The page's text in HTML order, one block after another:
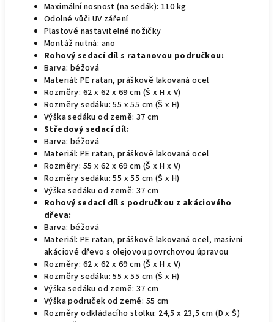
Maximální nosnost (na sedák): 110 kg
Odolné vůči UV záření
Plastové nastavitelné nožičky
Montáž nutná: ano
Rohový sedací díl s ratanovou područkou:
Barva: béžová
Materiál: PE ratan, práškově lakovaná ocel
Rozměry: 62 x 62 x 69 cm (Š x H x V)
Rozměry sedáku: 55 x 55 cm (Š x H)
Výška sedáku od země: 37 cm
Středový sedací díl:
Barva: béžová
Materiál: PE ratan, práškově lakovaná ocel
Rozměry: 55 x 62 x 69 cm (Š x H x V)
Rozměry sedáku: 55 x 55 cm (Š x H)
Výška sedáku od země: 37 cm
Rohový sedací díl s područkou z akáciového
dřeva:
Barva: béžová
Materiál: PE ratan, práškově lakovaná ocel, masivní
akáciové dřevo s olejovou povrchovou úpravou
Rozměry: 62 x 62 x 69 cm (Š x H x V)
Rozměry sedáku: 55 x 55 cm (Š x H)
Výška sedáku od země: 37 cm
Výška područek od země: 55 cm
Rozměry odkládacího stolku: 24,5 x 23,5 cm (D x Š)